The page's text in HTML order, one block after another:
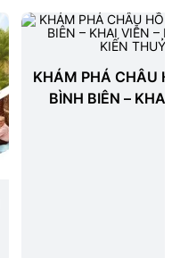
KHÁM PHÁ CHÂU
BÌNH BIÊN –